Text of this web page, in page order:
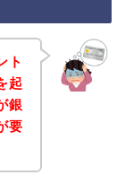
ト
起
銀
要